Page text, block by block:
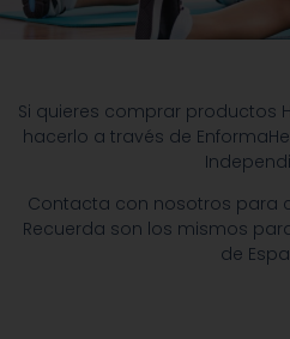
Si quieres comprar productos
hacerlo a través de
Contacta con nosotros para
Recuerda son los mismos
de